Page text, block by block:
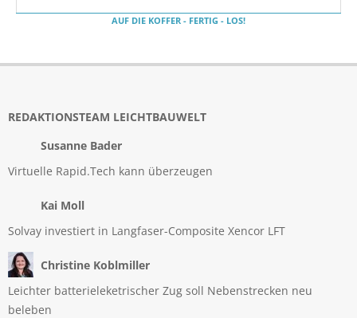
AUF DIE KOFFER - FERTIG - LOS!
REDAKTIONSTEAM LEICHTBAUWELT
Susanne Bader
Virtuelle Rapid.Tech kann überzeugen
Kai Moll
Solvay investiert in Langfaser-Composite Xencor LFT
Christine Koblmiller
Leichter batterieleketrischer Zug soll Nebenstrecken neu
beleben